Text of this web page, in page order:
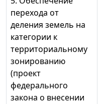
перехода от
деления земель на
категории к
территориальному
зонированию
(проект
федерального
закона о внесении